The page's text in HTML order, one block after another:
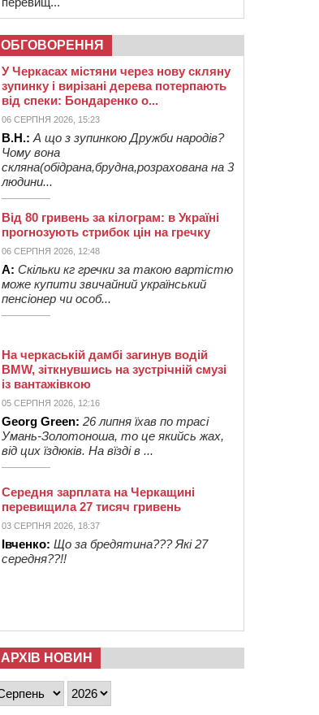
ОБГОВОРЕННЯ
У Черкасах містяни через нову скляну
зупинку і вирізані дерева потерпають
від спеки: Бондаренко о...
06 СЕРПНЯ 2026, 15:23
В.Н.: А що з зупинкою Дружби народів?
Чому вона
скляна(обідрана,брудна,розрахована на 3
людини...
Від 80 гривень за кілограм: в Україні
прогнозують стрибок цін на гречку
06 СЕРПНЯ 2026, 12:48
А: Скільки кг гречки за такою вартістю
може купити звичайний український
пенсіонер чи особ...
На черкаській дамбі загинув водій
BMW, зіткнувшись на зустрічній смузі
із вантажівкою
05 СЕРПНЯ 2026, 12:16
Georg Green: 26 липня їхав по трасі
Умань-Золотоноша, то це якийсь жах,
від цих їздюків. На вїзді в ...
Середня зарплата на Черкащині
перевищила 27 тисяч гривень
03 СЕРПНЯ 2026, 18:37
Івченко: Що за бредятина??? Які 27
середня??!!
АРХІВ НОВИН